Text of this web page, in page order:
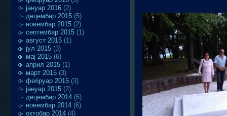
јануар 2016 (2)
децембар 2015 (5)
новембар 2015 (2)
септембар 2015 (1)
август 2015 (1)
јул 2015 (3)
мај 2015 (6)
април 2015 (1)
март 2015 (3)
фебруар 2015 (3)
јануар 2015 (2)
децембар 2014 (6)
новембар 2014 (6)
октобар 2014 (4)